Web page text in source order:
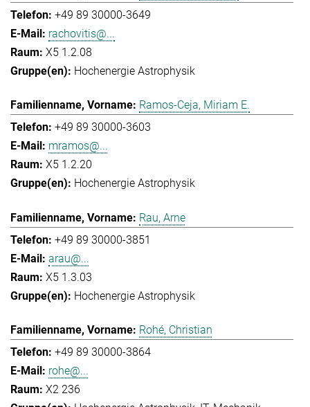
+49 89 30000-3649
rachovitis@...
X5 1.2.08
Hochenergie Astrophysik
Ramos-Ceja, Miriam E.
+49 89 30000-3603
mramos@...
X5 1.2.20
Hochenergie Astrophysik
Rau, Arne
+49 89 30000-3851
arau@...
X5 1.3.03
Hochenergie Astrophysik
Rohé, Christian
+49 89 30000-3864
rohe@...
X2 236